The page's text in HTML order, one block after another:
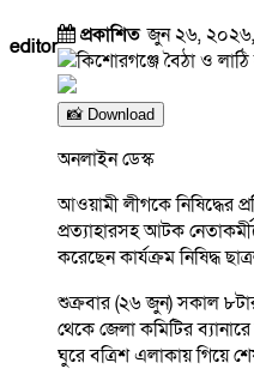
editor প্রকাশিতজুন ২৬,
📸 Download
অনলাইন ডেস্ক
আওয়ামী লীগকে নিষিদ্ধের
প্রত্যাহারসহ আটক
করেছেন কার্যক্রম নিষিদ্ধ
শুক্রবার (২৬ জুন) সকাল
থেকে জেলা কমিটির
ঘুরে বত্রিশ এলাকায় গিয়ে